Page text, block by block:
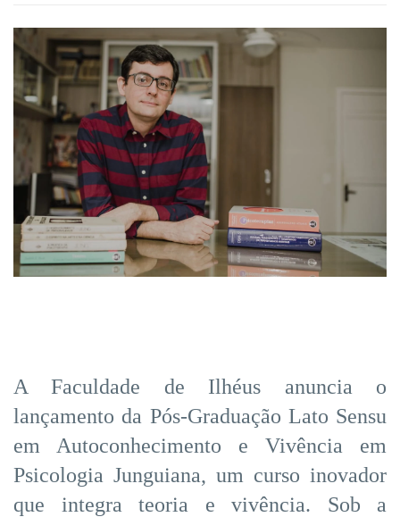
A Faculdade de Ilhéus anuncia o
lançamento da Pós-Graduação Lato Sensu
em Autoconhecimento e Vivência em
Psicologia Junguiana, um curso inovador
que integra teoria e vivência. Sob a